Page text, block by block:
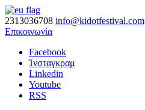
2313036708 info@kidotfestival.com
Επικοινωνία
Facebook
Ίνσταγκραμ
Linkedin
Youtube
RSS